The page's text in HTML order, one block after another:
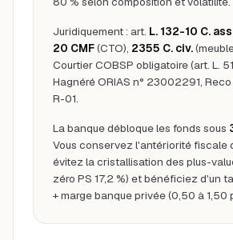
Juridiquement : art. L. 132-10 C.
20 CMF(CTO), 2355 C. civ.
Courtier COBSP obligatoire (art. L.
Hagnéré ORIAS n° 23002291,
R-01.
La banque débloque les fonds sous
Vous conservez l'antériorité fiscale
évitez la cristallisation des plus-
zéro PS 17,2 %) et bénéficiez d'un
+ marge banque privée (0,50 à 1,50